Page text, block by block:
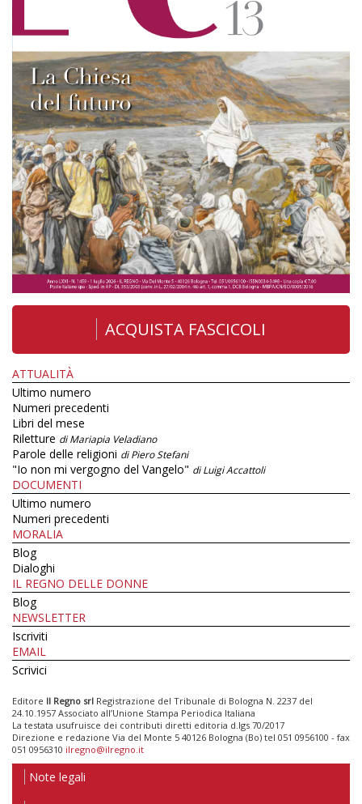
ACQUISTA FASCICOLI
ATTUALITÀ
Ultimo numero
Numeri precedenti
Libri del mese
Riletture di Mariapia Veladiano
Parole delle religioni di Piero Stefani
"Io non mi vergogno del Vangelo" di Luigi Accattoli
DOCUMENTI
Ultimo numero
Numeri precedenti
MORALIA
Blog
Dialoghi
IL REGNO DELLE DONNE
Blog
NEWSLETTER
Iscriviti
EMAIL
Scrivici
Editore Il Regno srl Registrazione del Tribunale di Bologna N. 2237 del
24.10.1957 Associato all’Unione Stampa Periodica Italiana
La testata usufruisce dei contributi diretti editoria d.lgs 70/2017
Direzione e redazione Via del Monte 5 40126 Bologna (Bo) tel 051 0956100 - fax
051 0956310 ilregno@ilregno.it
Note legali